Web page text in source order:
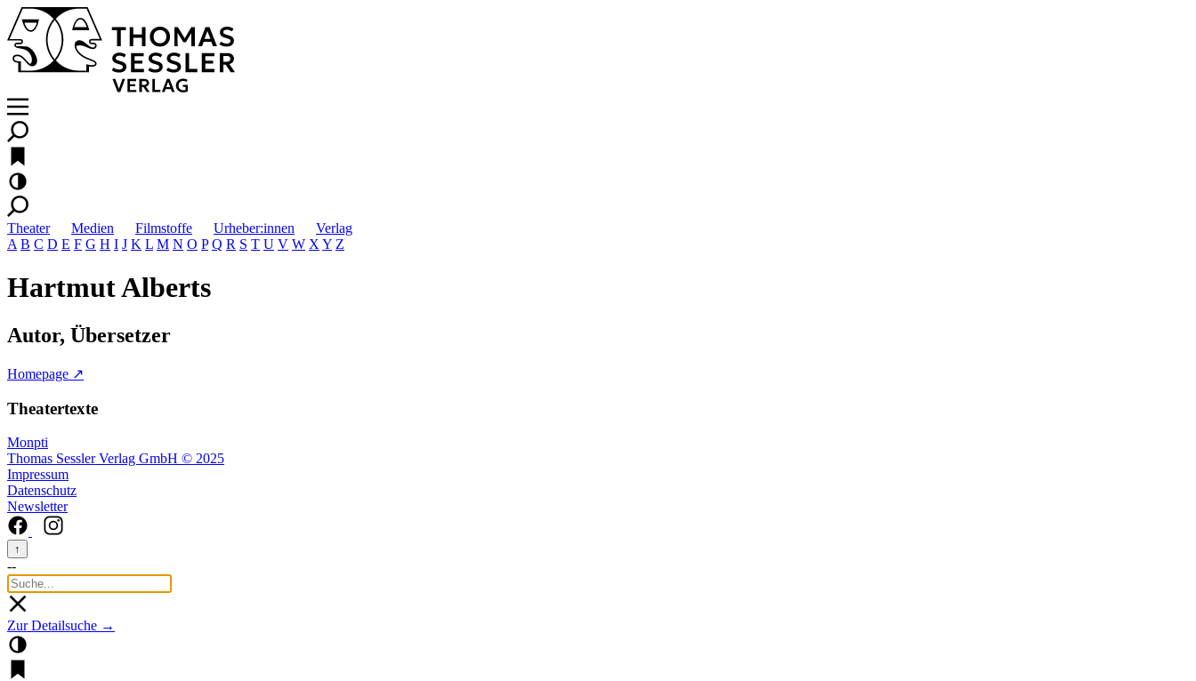
Theater Medien Filmstoffe Urheber:innen
Verlag
A B C D E F G H I J K L M N O P Q R S T U V W X Y Z
Hartmut Alberts
Autor, Übersetzer
Homepage ↗
Theatertexte
Monpti
Thomas Sessler Verlag GmbH © 2025
Impressum
Datenschutz
Newsletter
↑
--
Zur Detailsuche →